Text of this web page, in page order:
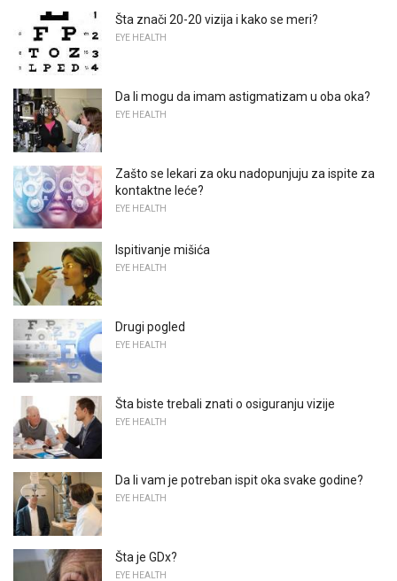
Šta znači 20-20 vizija i kako se meri?
EYE HEALTH
Da li mogu da imam astigmatizam u oba oka?
EYE HEALTH
Zašto se lekari za oku nadopunjuju za ispite za
kontaktne leće?
EYE HEALTH
Ispitivanje mišića
EYE HEALTH
Drugi pogled
EYE HEALTH
Šta biste trebali znati o osiguranju vizije
EYE HEALTH
Da li vam je potreban ispit oka svake godine?
EYE HEALTH
Šta je GDx?
EYE HEALTH